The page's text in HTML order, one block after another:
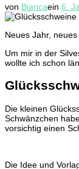
von Biancaein 6.
Neues Jahr,
Um mir in der
wollte ich schon
Die kleinen
Schwänzchen
vorsichtig einen
Die Idee und